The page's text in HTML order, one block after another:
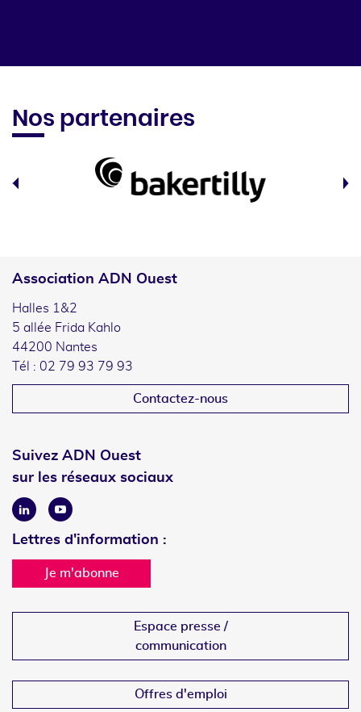
Nos partenaires
Association ADN Ouest
Halles 1&2
5 allée Frida Kahlo
44200 Nantes
Tél : 02 79 93 79 93
Contactez-nous
Suivez ADN Ouest
sur les réseaux sociaux
LinkedinYoutube
Lettres d'information :
Je m'abonne
Espace presse /
communication
Offres d'emploi